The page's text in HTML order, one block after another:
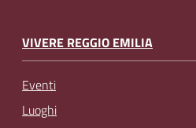
VIVERE REGGIO EMILIA
Eventi
Luoghi